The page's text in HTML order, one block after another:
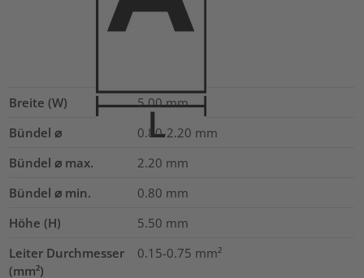
Breite (W) 5.00 mm
Bündel ⌀
0.80-2.20 mm
Bündel ⌀ max.
2.20 mm
Bündel ⌀ min.
0.80 mm
Höhe (H)
5.50 mm
Leiter Durchmesser
(mm²)
0.15-0.75 mm²